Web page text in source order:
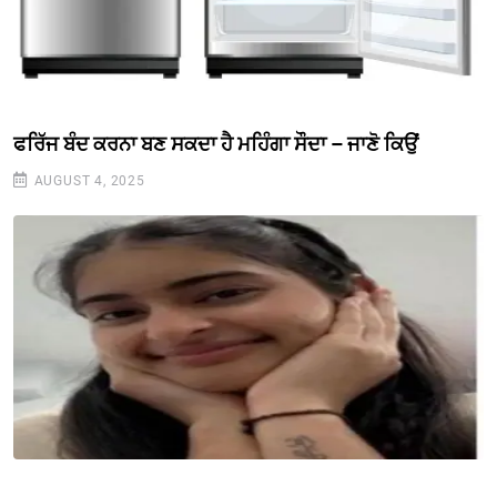
ਫਰਿੱਜ ਬੰਦ ਕਰਨਾ ਬਣ ਸਕਦਾ ਹੈ ਮਹਿੰਗਾ ਸੌਦਾ – ਜਾਣੋ ਕਿਉਂ
AUGUST 4, 2025